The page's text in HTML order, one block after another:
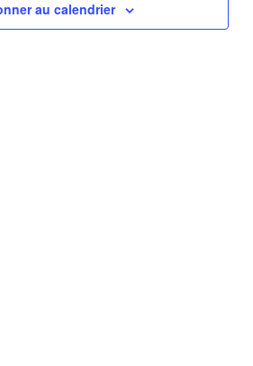
au calendrier